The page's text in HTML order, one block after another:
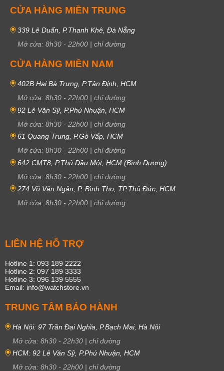
CỬA HÀNG MIỀN TRUNG
339 Lê Duẩn, P.Thanh Khê, Đà Nẵng
Mở cửa: 8h30 - 22h00 | chỉ đường
CỬA HÀNG MIỀN NAM
402B Hai Bà Trưng, P.Tân Định, HCM
Mở cửa: 8h30 - 22h00 | chỉ đường
92 Lê Văn Sỹ, P.Phú Nhuận, HCM
Mở cửa: 8h30 - 22h00 | chỉ đường
61 Quang Trung, P.Gò Vấp, HCM
Mở cửa: 8h30 - 22h00 | chỉ đường
642 CMT8, P.Thủ Dầu Một, HCM (Bình Dương)
Mở cửa: 8h30 - 22h00 | chỉ đường
274 Võ Văn Ngân, P. Bình Thọ, TP.Thủ Đức, HCM
Mở cửa: 8h30 - 22h00 | chỉ đường
LIÊN HỆ HỖ TRỢ
Hotline 1: 093 189 2222
Hotline 2: 097 189 3333
Hotline 3: 096 139 5555
Email: info@watchstore.vn
TRUNG TÂM BẢO HÀNH
Hà Nội: 97 Trần Đại Nghĩa, P.Bạch Mai, Hà Nội
Mở cửa: 8h30 - 22h30 | chỉ đường
HCM: 92 Lê Văn Sỹ, P.Phú Nhuận, HCM
Mở cửa: 8h30 - 22h00 | chỉ đường